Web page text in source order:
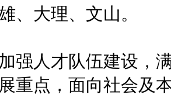
、大理、文山。
人才队伍建设，满
重点，面向社会及